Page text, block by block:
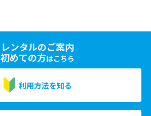
レンタルのご案内
初めての方はこちら
利用方法を知る